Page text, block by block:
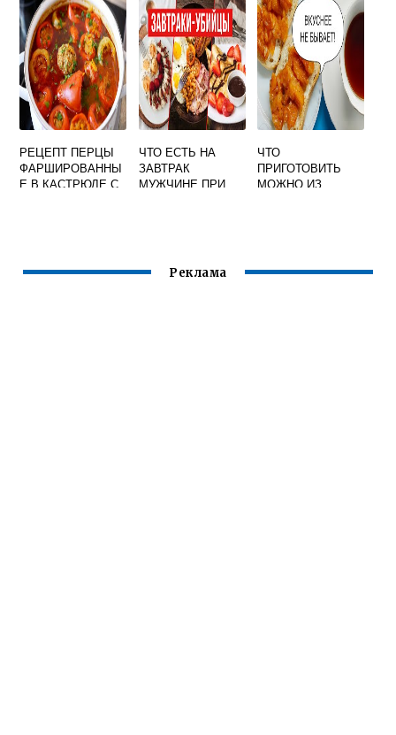
РЕЦЕПТ ПЕРЦЫ
ФАРШИРОВАННЫ
Е В КАСТРЮЛЕ С
ЧТО ЕСТЬ НА
ЗАВТРАК
МУЖЧИНЕ ПРИ
ЧТО
ПРИГОТОВИТЬ
МОЖНО ИЗ
Реклама